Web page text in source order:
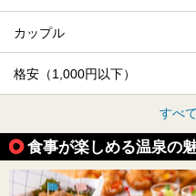
カップル
格安（1,000円以下）
すべ
食事が楽しめる温泉の